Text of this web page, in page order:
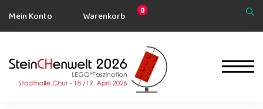
Mein Konto Warenkorb 0